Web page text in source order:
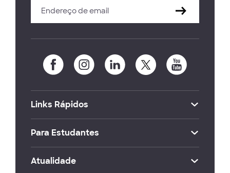
Links Rápidos
Para Estudantes
Atualidade